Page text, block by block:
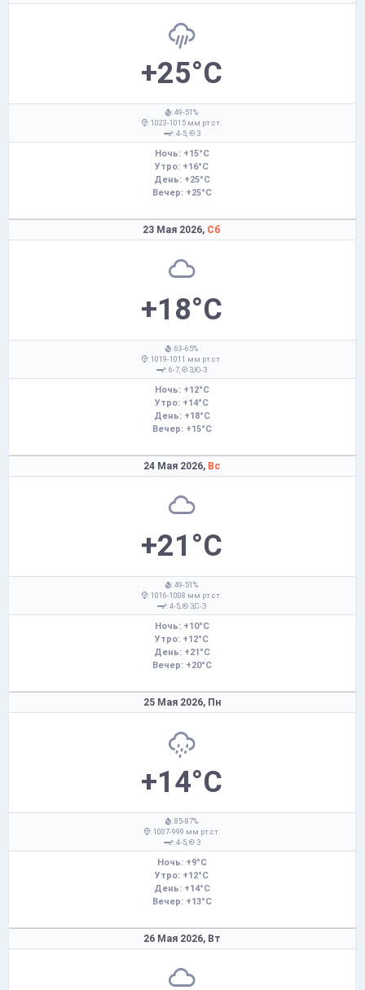
+25°C
: 49-51%
: 1023-1015 мм рт.ст.
: 4-5,
З
Ночь: +15°C
Утро: +16°C
День: +25°C
Вечер: +25°C
23 Мая 2026, Сб
+18°C
: 63-65%
: 1019-1011 мм рт.ст.
: 6-7,
З,Ю-З
Ночь: +12°C
Утро: +14°C
День: +18°C
Вечер: +15°C
24 Мая 2026, Вс
+21°C
: 49-51%
: 1016-1008 мм рт.ст.
: 4-5,
З,С-З
Ночь: +10°C
Утро: +12°C
День: +21°C
Вечер: +20°C
25 Мая 2026, Пн
+14°C
: 85-87%
: 1007-999 мм рт.ст.
: 4-5,
З
Ночь: +9°C
Утро: +12°C
День: +14°C
Вечер: +13°C
26 Мая 2026, Вт